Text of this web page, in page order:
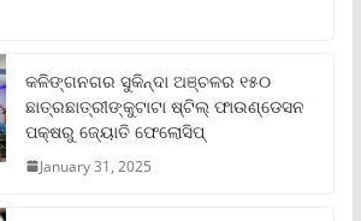
କଳିଙ୍ଗନଗର ସୁକିନ୍ଦା ଅଞ୍ଚଳର ୧୫୦
ଛାତ୍ରଛାତ୍ରୀଙ୍କୁଟାଟା ଷ୍ଟିଲ୍ ଫାଉଣ୍ଡେସନ
ପକ୍ଷରୁ ଜ୍ୟୋତି ଫେଲୋସିପ୍‌
January 31, 2025